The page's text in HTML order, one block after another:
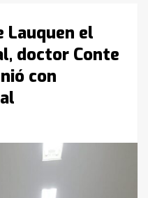
Lauquen el
doctor Conte
con